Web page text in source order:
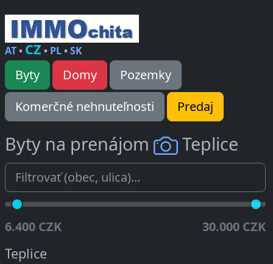
AT• CZ • PL•SK
Byty Domy
Pozemky
Komerčné nehnuteľnosti
Predaj
Byty na prenájom Teplice
6.400 CZK 30.000 CZK
Teplice